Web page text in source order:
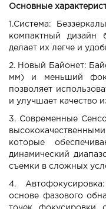
Основные
1.Система:
компактный дизайн
делает их легче и
2. Новый Байонет:
мм) и меньший
позволяет
и улучшает качество
3. Современные
которые
динамический
съемки в сложных
4.
основе фазового